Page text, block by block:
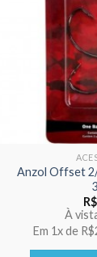
Anzol Offset
R$
À
Em 1xde